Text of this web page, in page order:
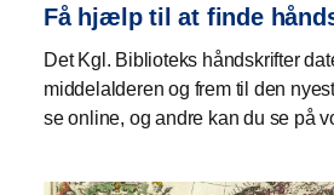
Få hjælp til at finde
Det Kgl. Biblioteks håndskrifter
middelalderen og frem til den
se online, og andre kan du se på